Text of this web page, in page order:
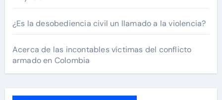
¿Es la desobediencia civil un llamado a la violencia?
Acerca de las incontables víctimas del conflicto
armado en Colombia